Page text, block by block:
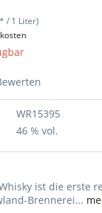
/ 1 Liter)
WR15395
46 % vol.
ist die erste
Brennerei...